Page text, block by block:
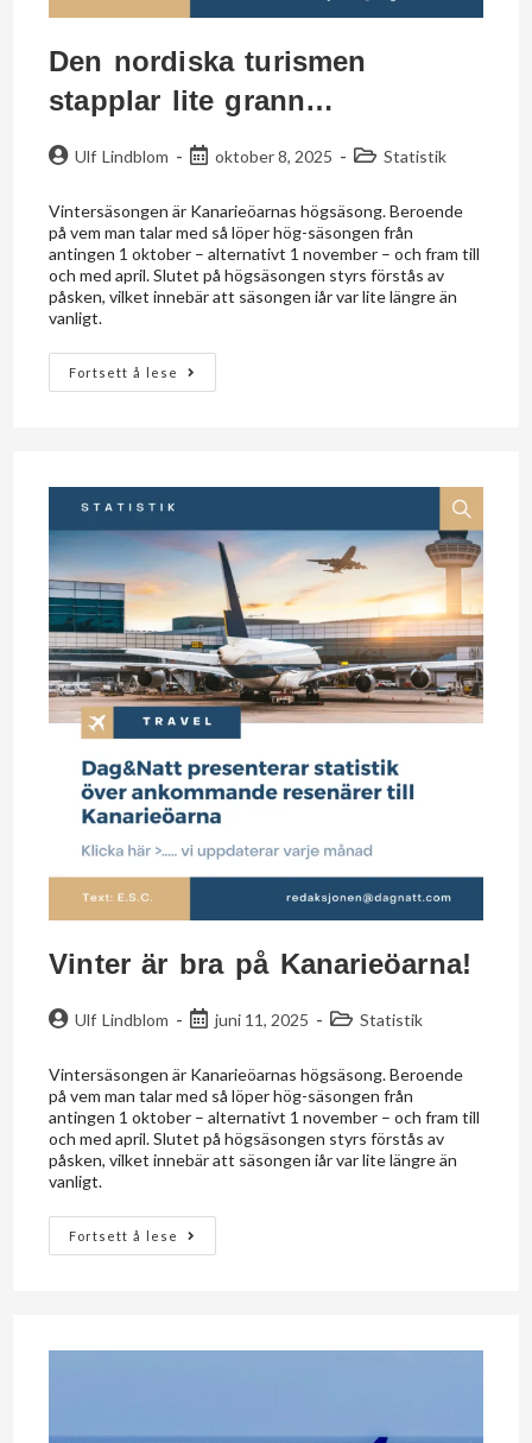
Den nordiska turismen
stapplar lite grann…
Ulf Lindblom oktober 8, 2025 Statistik
Vintersäsongen är Kanarieöarnas högsäsong. Beroende
på vem man talar med så löper hög-säsongen från
antingen 1 oktober – alternativt 1 november – och fram till
och med april. Slutet på högsäsongen styrs förstås av
påsken, vilket innebär att säsongen iår var lite längre än
vanligt.
Fortsett å lese
Vinter är bra på Kanarieöarna!
Ulf Lindblom juni 11, 2025 Statistik
Vintersäsongen är Kanarieöarnas högsäsong. Beroende
på vem man talar med så löper hög-säsongen från
antingen 1 oktober – alternativt 1 november – och fram till
och med april. Slutet på högsäsongen styrs förstås av
påsken, vilket innebär att säsongen iår var lite längre än
vanligt.
Fortsett å lese